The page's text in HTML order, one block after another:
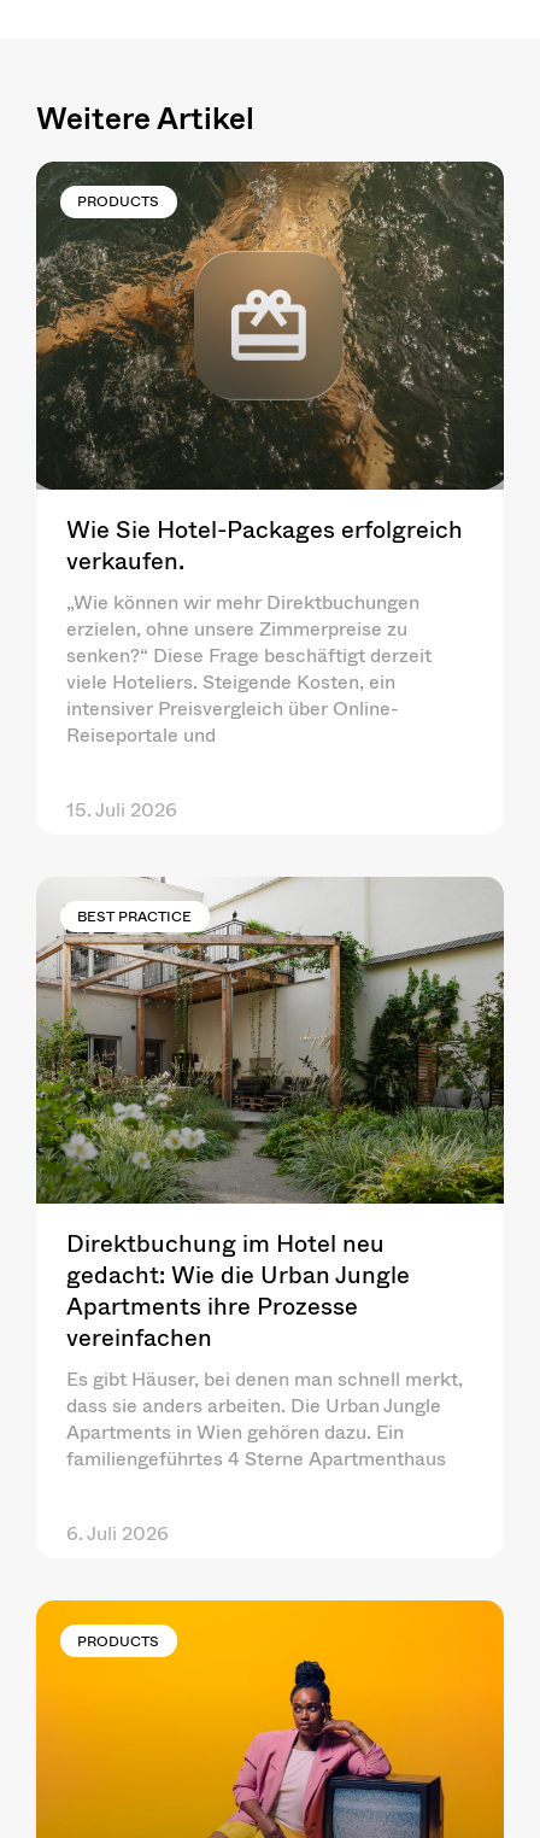
Weitere Artikel
PRODUCTS
Wie Sie Hotel-Packages erfolgreich
verkaufen.
„Wie können wir mehr Direktbuchungen
erzielen, ohne unsere Zimmerpreise zu
senken?“ Diese Frage beschäftigt derzeit
viele Hoteliers. Steigende Kosten, ein
intensiver Preisvergleich über Online-
Reiseportale und
15. Juli 2026
BEST PRACTICE
Direktbuchung im Hotel neu
gedacht: Wie die Urban Jungle
Apartments ihre Prozesse
vereinfachen
Es gibt Häuser, bei denen man schnell merkt,
dass sie anders arbeiten. Die Urban Jungle
Apartments in Wien gehören dazu. Ein
familiengeführtes 4 Sterne Apartmenthaus
6. Juli 2026
PRODUCTS